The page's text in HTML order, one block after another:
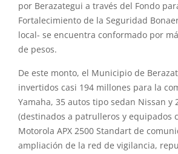
por Berazategui a través del Fondo
Fortalecimiento de la Seguridad
local- se encuentra conformado por
de pesos.
De este monto, el Municipio de
invertidos casi 194 millones para la
Yamaha, 35 autos tipo sedan Nissan y
(destinados a patrulleros y equipados
Motorola APX 2500 Standart de
ampliación de la red de vigilancia,